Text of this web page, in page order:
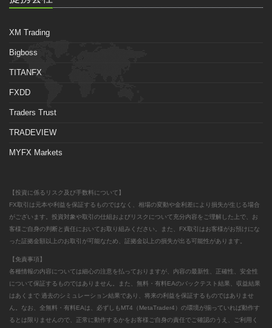
XM Trading
Bigboss
TITANFX
FXDD
Traders Trust
TRADEVIEW
MYFX Markets
【投資に係るリスク及び手数料について】
FX取引は元本や利益を保証するものではなく、相場の変動や金利差により損失が生じる場合
がございます。投資対象や取引の仕組およびリスクについて充分内容をご理解した上で、お
客様ご自身の判断と責任においてお取り組みください。また、FX取引はお客様がお預けにな
った証拠金額以上のお取引が可能なため、証拠金以上の損失が出る可能性があります。
【免責事項】
各種情報の内容については細心の注意を払っておりますが、内容の最新性、正確性、安全性
について保証するものではありません。また、無料・有料EAのバックテスト結果、収益結果
はあくまで 過去のシミュレーション結果であり、将来の利益を保証するものではありませ
ん。なお、全無料・有料EAは、必ずしもMT4（MetaTrader4）の環境が揃っていれば動作す
るとは限りませんので、正常に動作するかをお客様ご自身の責任でご確認のうえ、ご利用く